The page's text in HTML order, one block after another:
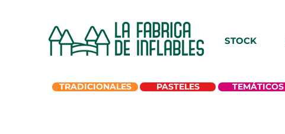
STOCK
TRADICIONALES PASTELES TEMÁTICOS